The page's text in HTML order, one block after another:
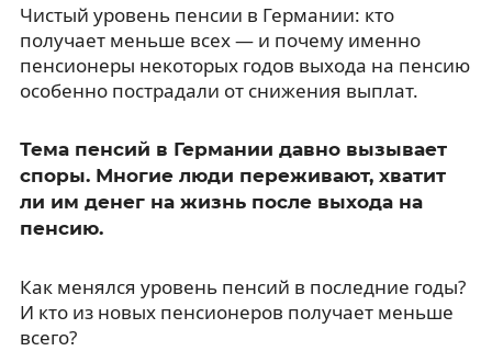
Чистый уровень пенсии в Германии: кто
получает меньше всех — и почему именно
пенсионеры некоторых годов выхода на пенсию
особенно пострадали от снижения выплат.
Тема пенсий в Германии давно вызывает
споры. Многие люди переживают, хватит
ли им денег на жизнь после выхода на
пенсию.
Как менялся уровень пенсий в последние годы?
И кто из новых пенсионеров получает меньше
всего?